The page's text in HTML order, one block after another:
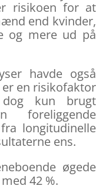
risikoen for at
end kvinder,
og mere ud på
havde også
en risikofaktor
kun brugt
foreliggende
longitudinelle
ens.
øgede
42 %.